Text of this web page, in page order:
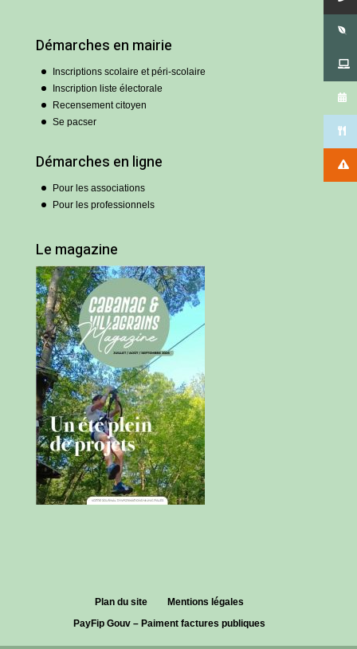
Démarches en mairie
Inscriptions scolaire et péri-scolaire
Inscription liste électorale
Recensement citoyen
Se pacser
Démarches en ligne
Pour les associations
Pour les professionnels
Le magazine
Plan du site
Mentions légales
PayFip Gouv – Paiment factures publiques